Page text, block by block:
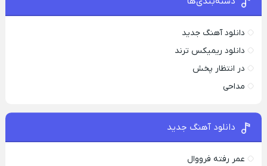
دانلود آهنگ جدید
دانلود ریمیکس ترند
در انتظار پخش
مداحی
دانلود آهنگ جدید
عمر رفته فرووال